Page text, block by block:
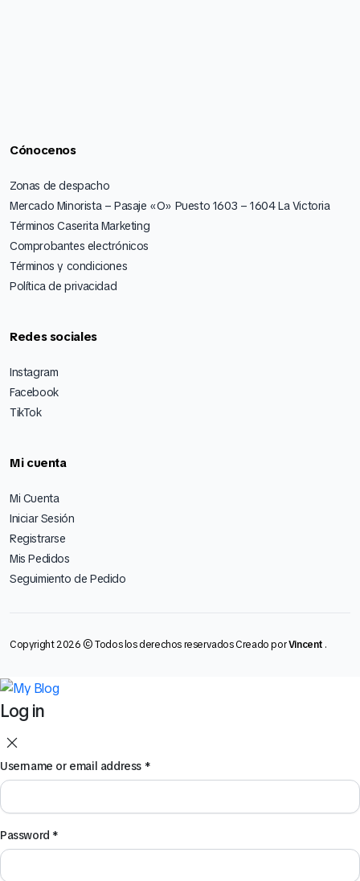
Cónocenos
Zonas de despacho
Mercado Minorista – Pasaje «O» Puesto 1603 – 1604 La Victoria
Términos Caserita Marketing
Comprobantes electrónicos
Términos y condiciones
Política de privacidad
Redes sociales
Instagram
Facebook
TikTok
Mi cuenta
Mi Cuenta
Iniciar Sesión
Registrarse
Mis Pedidos
Seguimiento de Pedido
Copyright 2026 © Todos los derechos reservados Creado porVincent .
Log in
Username or email address *
Password *